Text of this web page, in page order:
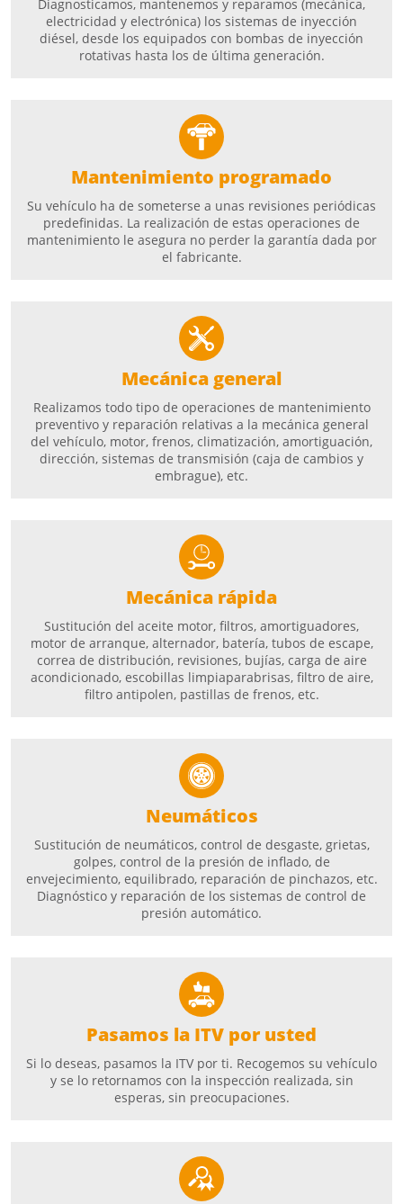
Diagnosticamos, mantenemos y reparamos (mecánica,
electricidad y electrónica) los sistemas de inyección
diésel, desde los equipados con bombas de inyección
rotativas hasta los de última generación.
Mantenimiento programado
Su vehículo ha de someterse a unas revisiones periódicas
predefinidas. La realización de estas operaciones de
mantenimiento le asegura no perder la garantía dada por
el fabricante.
Mecánica general
Realizamos todo tipo de operaciones de mantenimiento
preventivo y reparación relativas a la mecánica general
del vehículo, motor, frenos, climatización, amortiguación,
dirección, sistemas de transmisión (caja de cambios y
embrague), etc.
Mecánica rápida
Sustitución del aceite motor, filtros, amortiguadores,
motor de arranque, alternador, batería, tubos de escape,
correa de distribución, revisiones, bujías, carga de aire
acondicionado, escobillas limpiaparabrisas, filtro de aire,
filtro antipolen, pastillas de frenos, etc.
Neumáticos
Sustitución de neumáticos, control de desgaste, grietas,
golpes, control de la presión de inflado, de
envejecimiento, equilibrado, reparación de pinchazos, etc.
Diagnóstico y reparación de los sistemas de control de
presión automático.
Pasamos la ITV por usted
Si lo deseas, pasamos la ITV por ti. Recogemos su vehículo
y se lo retornamos con la inspección realizada, sin
esperas, sin preocupaciones.